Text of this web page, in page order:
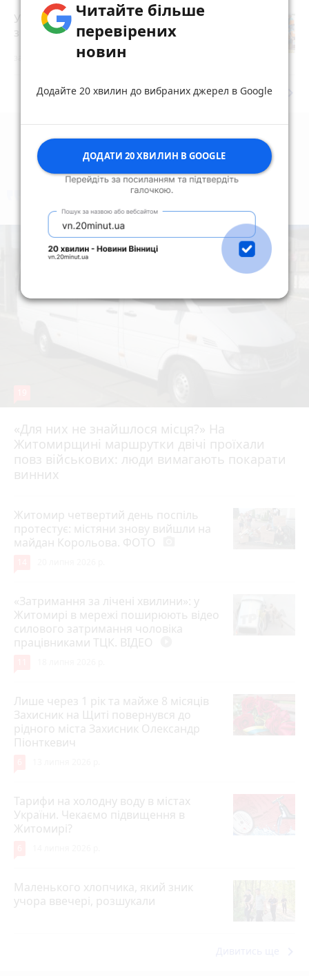
У Житомирі триває чемпіонат України
з веслування на човнах «Дракон»
Дивитись ще
«Для них не знайшлося місця?» На
Житомирщині маршрутки двічі проїхали
повз військових: люди вимагають покарати
винних
17 липня 2026 р.
Житомир четвертий день поспіль
протестує: містяни знову вийшли на
майдан Корольова. ФОТО
«Затримання за лічені хвилини»: у
Житомирі в мережі поширюють відео
силового затримання чоловіка
працівниками ТЦК. ВІДЕО
Лише через 1 рік та майже 8 місяців
Захисник на Щиті повернувся до
рідного міста Захисник Олександр
Піонткевич
Тарифи на холодну воду в містах
України. Чекаємо підвищення в
Житомирі?
Маленького хлопчика, який зник
учора ввечері, розшукали
Читайте більше
перевірених
новин
Додайте 20 хвилин до вибраних джерел в Google
ДОДАТИ 20 ХВИЛИН В GOOGLE